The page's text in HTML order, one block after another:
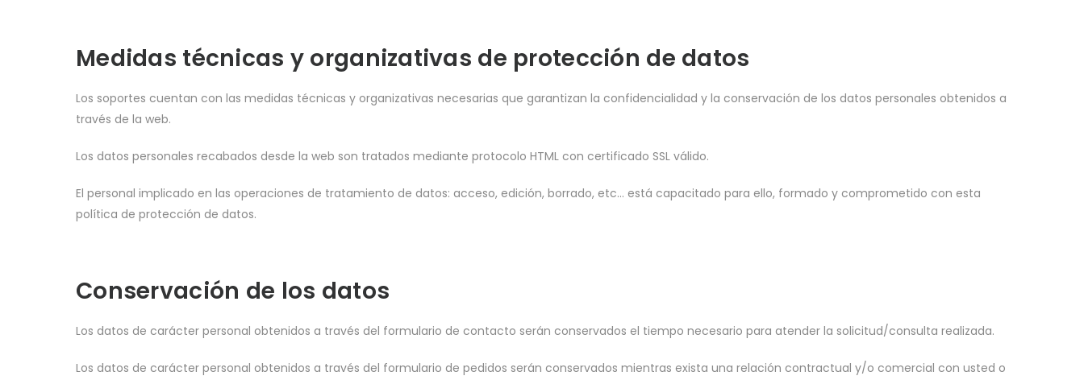
Medidas técnicas y organizativas de protección de datos
Los soportes cuentan con las medidas técnicas y organizativas necesarias que garantizan la confidencialidad y la conservación de los datos personales obtenidos a
través de la web.
Los datos personales recabados desde la web son tratados mediante protocolo HTML con certificado SSL válido.
El personal implicado en las operaciones de tratamiento de datos: acceso, edición, borrado, etc… está capacitado para ello, formado y comprometido con esta
política de protección de datos.
Conservación de los datos
Los datos de carácter personal obtenidos a través del formulario de contacto serán conservados el tiempo necesario para atender la solicitud/consulta realizada.
Los datos de carácter personal obtenidos a través del formulario de pedidos serán conservados mientras exista una relación contractual y/o comercial con usted o